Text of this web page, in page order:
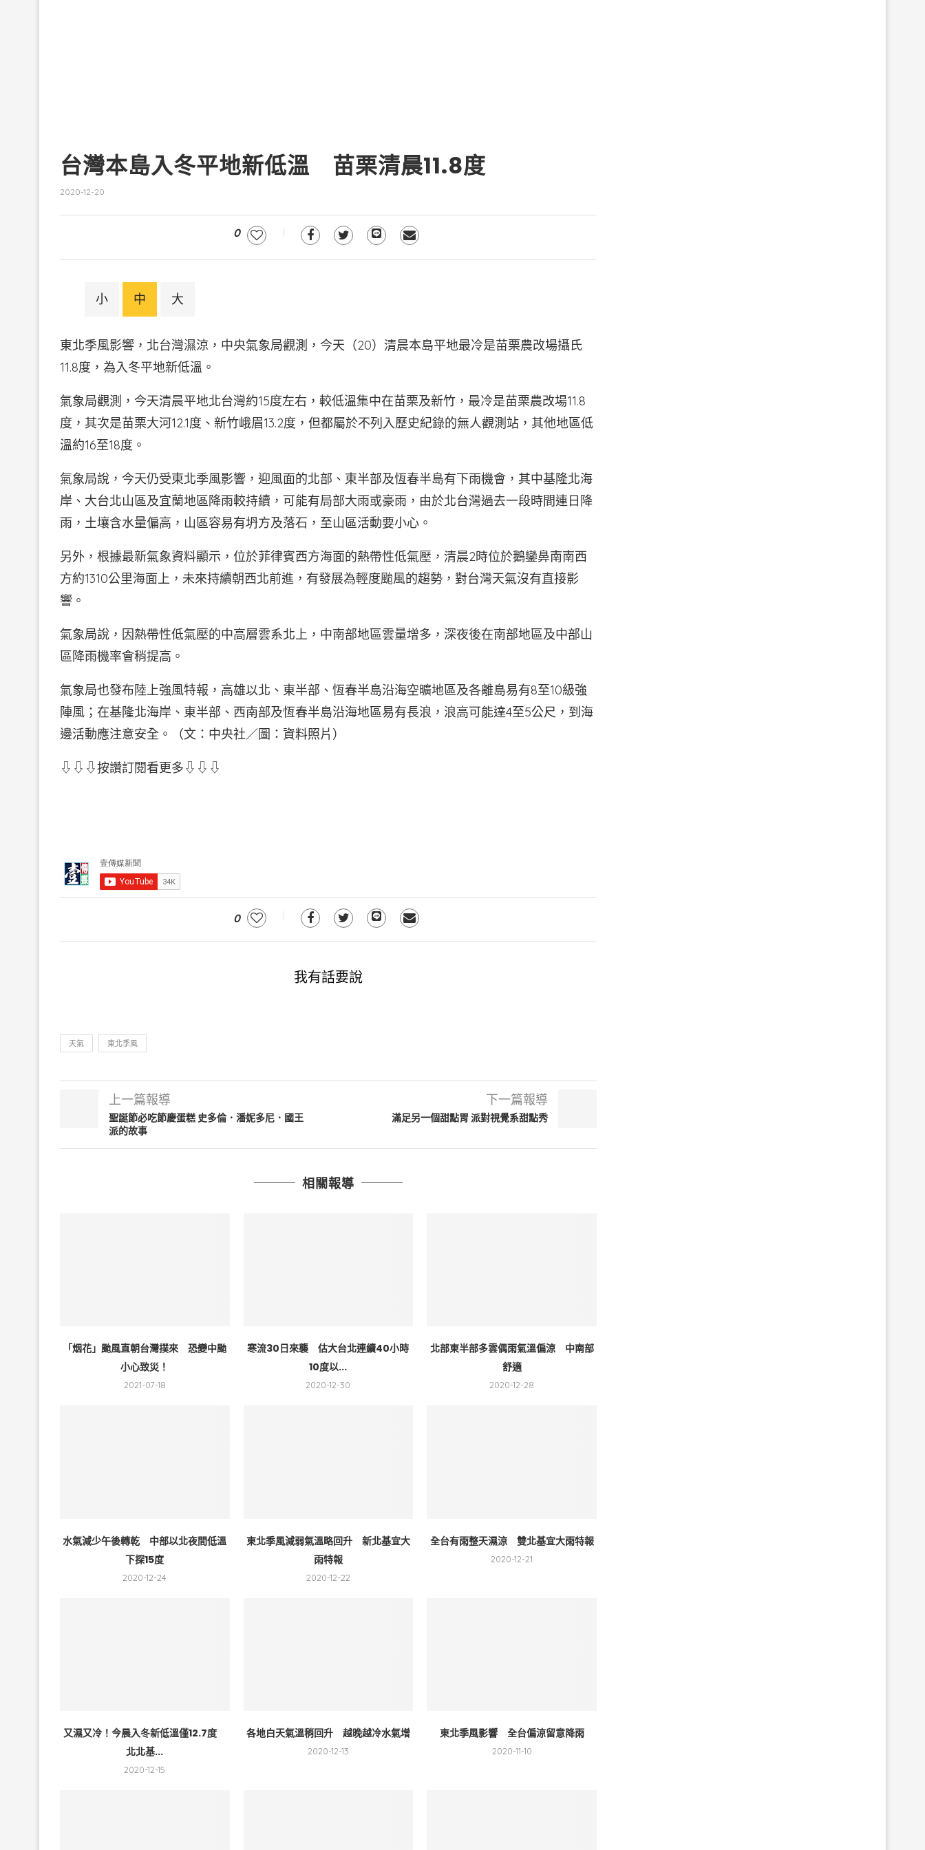
台灣本島入冬平地新低溫 苗栗清晨11.8度
2020-12-20
0
小 中 大
東北季風影響，北台灣濕涼，中央氣象局觀測，今天（20）清晨本島平地最冷是苗栗農改場攝氏
11.8度，為入冬平地新低溫。
氣象局觀測，今天清晨平地北台灣約15度左右，較低溫集中在苗栗及新竹，最冷是苗栗農改場11.8
度，其次是苗栗大河12.1度、新竹峨眉13.2度，但都屬於不列入歷史紀錄的無人觀測站，其他地區低
溫約16至18度。
氣象局說，今天仍受東北季風影響，迎風面的北部、東半部及恆春半島有下雨機會，其中基隆北海
岸、大台北山區及宜蘭地區降雨較持續，可能有局部大雨或豪雨，由於北台灣過去一段時間連日降
雨，土壤含水量偏高，山區容易有坍方及落石，至山區活動要小心。
另外，根據最新氣象資料顯示，位於菲律賓西方海面的熱帶性低氣壓，清晨2時位於鵝鑾鼻南南西
方約1310公里海面上，未來持續朝西北前進，有發展為輕度颱風的趨勢，對台灣天氣沒有直接影
響。
氣象局說，因熱帶性低氣壓的中高層雲系北上，中南部地區雲量增多，深夜後在南部地區及中部山
區降雨機率會稍提高。
氣象局也發布陸上強風特報，高雄以北、東半部、恆春半島沿海空曠地區及各離島易有8至10級強
陣風；在基隆北海岸、東半部、西南部及恆春半島沿海地區易有長浪，浪高可能達4至5公尺，到海
邊活動應注意安全。（文：中央社／圖：資料照片）
⇩⇩⇩按讚訂閱看更多⇩⇩⇩
0
我有話要說
天氣 東北季風
上一篇報導
聖誕節必吃節慶蛋糕 史多倫．潘妮多尼．國王
派的故事
下一篇報導
滿足另一個甜點胃 派對視覺系甜點秀
相關報導
「烟花」颱風直朝台灣撲來 恐變中颱
小心致災！
2021-07-18
寒流30日來襲 估大台北連續40小時
10度以...
2020-12-30
北部東半部多雲偶雨氣溫偏涼 中南部
舒適
2020-12-28
水氣減少午後轉乾 中部以北夜間低溫
下探15度
2020-12-24
東北季風減弱氣溫略回升 新北基宜大
雨特報
2020-12-22
全台有雨整天濕涼 雙北基宜大雨特報
2020-12-21
又濕又冷！今晨入冬新低溫僅12.7度
北北基...
2020-12-15
各地白天氣溫稍回升 越晚越冷水氣增
2020-12-13
東北季風影響 全台偏涼留意降雨
2020-11-10